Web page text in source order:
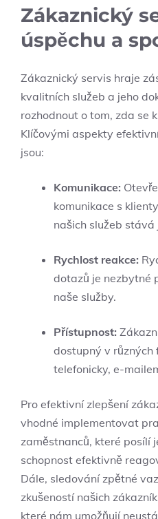
Zákaznický
úspěchu a
Zákaznický servis hraje
kvalitních služeb a jeho
rozhodnout o tom, zda se
Klíčovými aspekty
jsou:
Komunikace:
komunikace s
našich služeb stává
Rychlost reakce:
dotazů je nezbytné
naše služby.
Přístupnost:
dostupný v různých
telefonicky, e-
Pro efektivní zlepšení
vhodné implementovat
zaměstnanců, které posílí
schopnost efektivně
Dále, sledování zpětné
zkušeností našich
které nám umožňují